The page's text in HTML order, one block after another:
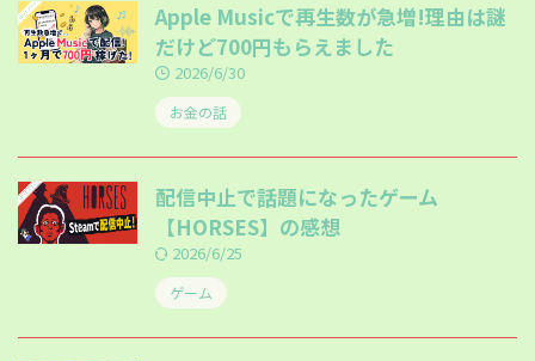
Apple Musicで再生数が急増!理由は謎
だけど700円もらえました
2026/6/30
お金の話
配信中止で話題になったゲーム
【HORSES】の感想
2026/6/25
ゲーム